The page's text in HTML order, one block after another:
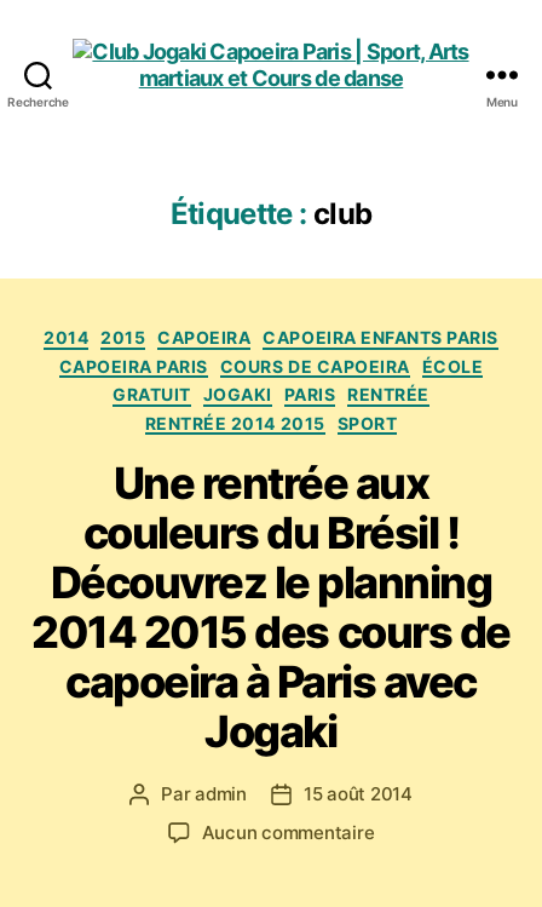
Recherche
Paris
|
Arts
et
Cours
de
danse
Menu
Étiquette : club
Catégories
2014 2015 CAPOEIRA
CAPOEIRA ENFANTS PARIS
CAPOEIRA PARIS
COURS DE CAPOEIRA
ÉCOLE
GRATUIT
JOGAKI PARIS
RENTRÉE
RENTRÉE 2014 2015
SPORT
Une rentrée aux
couleurs du Brésil !
Découvrez le planning
2014 2015 des cours de
capoeira à Paris avec
Jogaki
Auteur
l’article
Paradmin
Date15 août 2014
Aucun commentairesur